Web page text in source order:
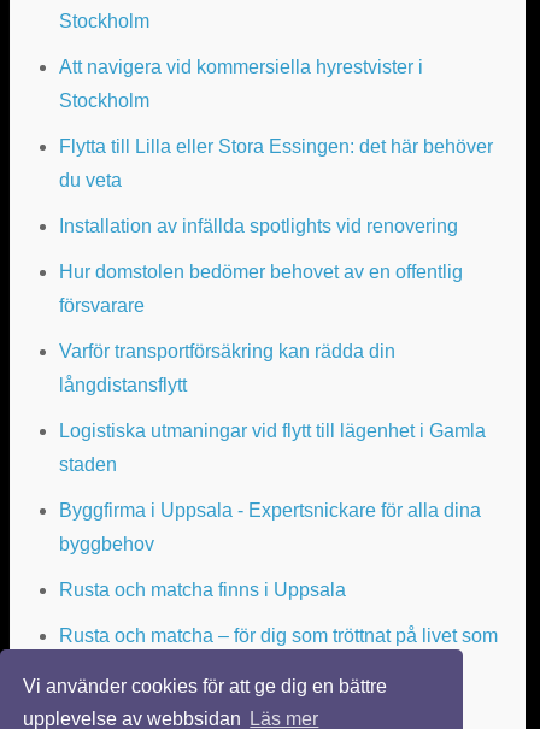
Vi använder cookies för att ge dig en bättre
upplevelse av webbsidan
Läs mer
Stockholm
Att navigera vid kommersiella hyrestvister i
Stockholm
Flytta till Lilla eller Stora Essingen: det här behöver
du veta
Installation av infällda spotlights vid renovering
Hur domstolen bedömer behovet av en offentlig
försvarare
Varför transportförsäkring kan rädda din
långdistansflytt
Logistiska utmaningar vid flytt till lägenhet i Gamla
staden
Byggfirma i Uppsala - Expertsnickare för alla dina
byggbehov
Rusta och matcha finns i Uppsala
Rusta och matcha – för dig som tröttnat på livet som